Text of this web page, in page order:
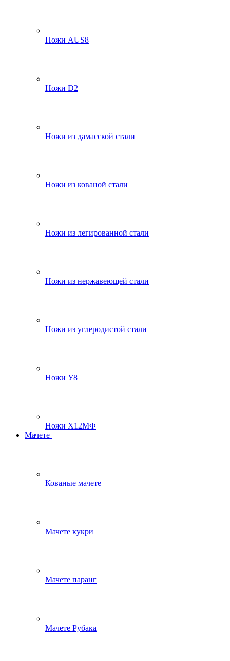
Ножи AUS8
Ножи D2
Ножи из дамасской стали
Ножи из кованой стали
Ножи из легированной стали
Ножи из нержавеющей стали
Ножи из углеродистой стали
Ножи У8
Ножи Х12МФ
Мачете
Кованые мачете
Мачете кукри
Мачете паранг
Мачете Рубака